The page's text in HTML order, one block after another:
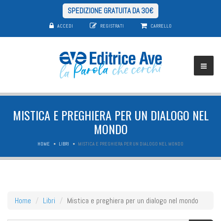
SPEDIZIONE GRATUITA DA 30€
ACCEDI REGISTRATI CARRELLO
MISTICA E PREGHIERA PER UN DIALOGO NEL
MONDO
HOME LIBRI MISTICA E PREGHIERA PER UN DIALOGO NEL MONDO
Home Libri Mistica e preghiera per un dialogo nel mondo